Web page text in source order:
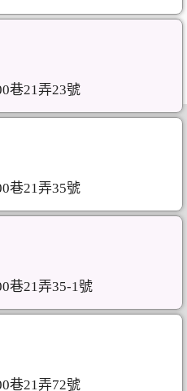
巷21弄23號
巷21弄35號
巷21弄35-1號
巷21弄72號